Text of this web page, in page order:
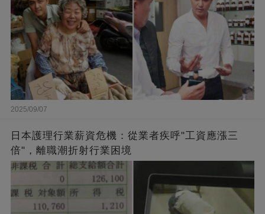
2025/09/07
日本護理行業薪資危機：從業者疾呼"工資應漲三
倍"，離職潮折射行業困境